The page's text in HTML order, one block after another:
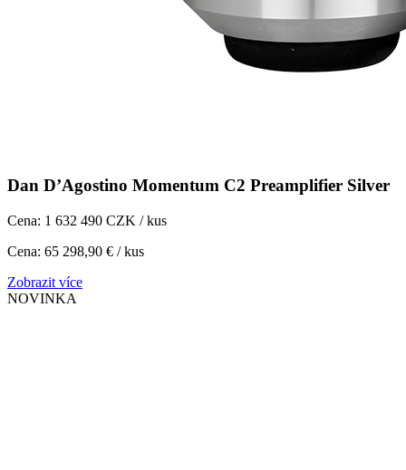
Dan D’Agostino Momentum C2 Preamplifier Silver
Cena: 1 632 490 CZK / kus
Cena: 65 298,90 € / kus
Zobrazit více
NOVINKA